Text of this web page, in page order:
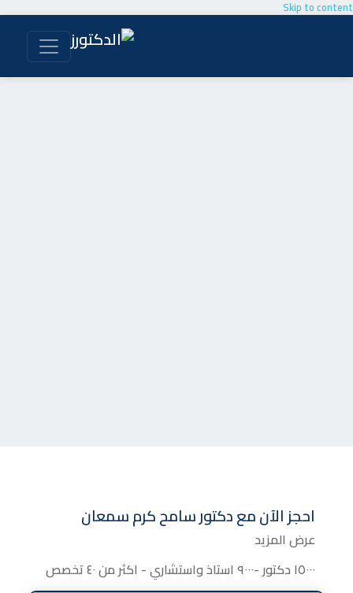
Skip to content
احجز الآن معدكتورسامح كرم سمعان
عرض المزيد
١٥٠٠٠ دكتور -٩٠٠٠ استاذ واستشاري - اكثر من ٤٠ تخصص